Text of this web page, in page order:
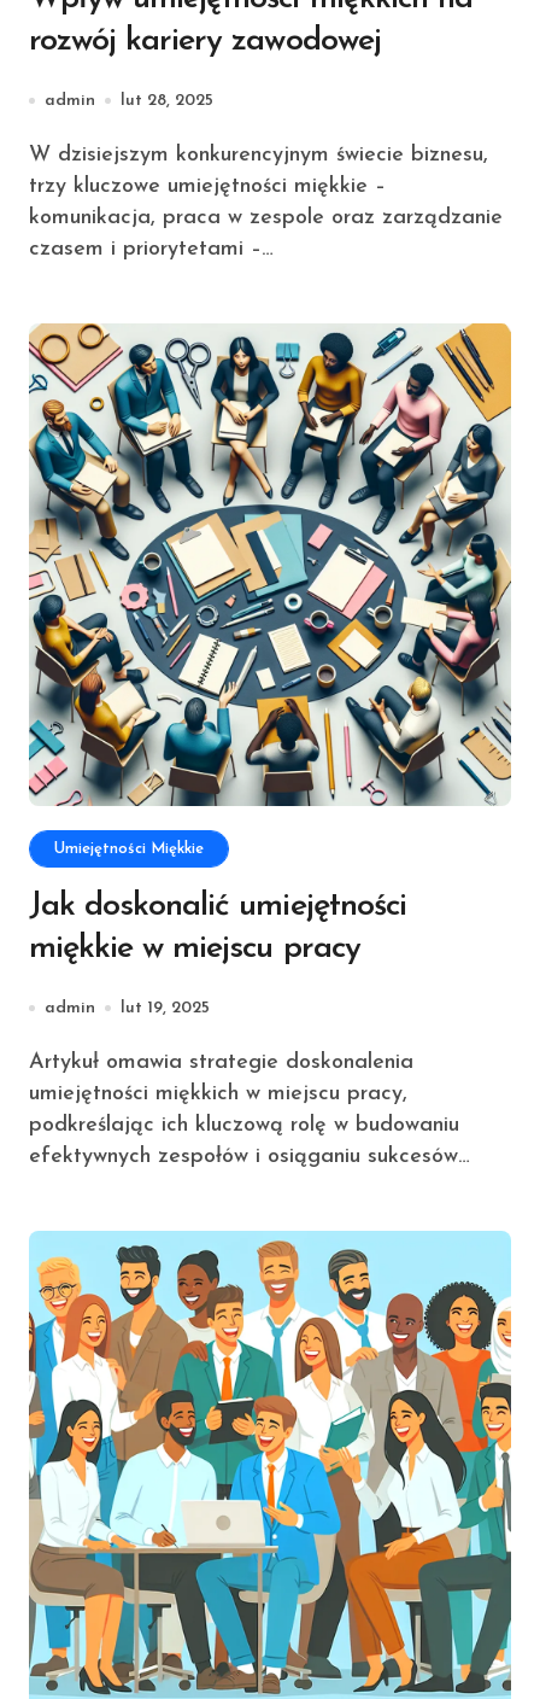
rozwój kariery zawodowej
admin lut 28, 2025
W dzisiejszym konkurencyjnym świecie biznesu,
trzy kluczowe umiejętności miękkie –
komunikacja, praca w zespole oraz zarządzanie
czasem i priorytetami –…
Umiejętności Miękkie
Jak doskonalić umiejętności
miękkie w miejscu pracy
admin lut 19, 2025
Artykuł omawia strategie doskonalenia
umiejętności miękkich w miejscu pracy,
podkreślając ich kluczową rolę w budowaniu
efektywnych zespołów i osiąganiu sukcesów…